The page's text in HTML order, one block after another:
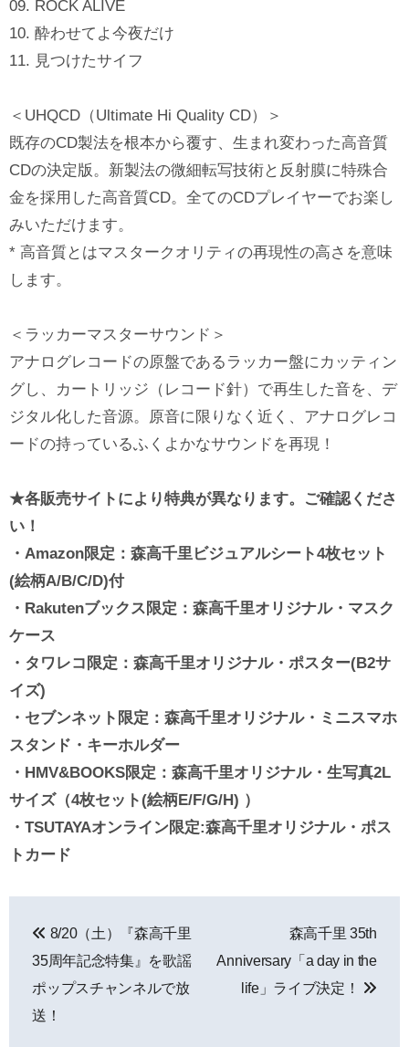
09. ROCK ALIVE
10. 酔わせてよ今夜だけ
11. 見つけたサイフ
＜UHQCD（Ultimate Hi Quality CD）＞
既存のCD製法を根本から覆す、生まれ変わった高音質
CDの決定版。新製法の微細転写技術と反射膜に特殊合
金を採用した高音質CD。全てのCDプレイヤーでお楽し
みいただけます。
* 高音質とはマスタークオリティの再現性の高さを意味
します。
＜ラッカーマスターサウンド＞
アナログレコードの原盤であるラッカー盤にカッティン
グし、カートリッジ（レコード針）で再生した音を、デ
ジタル化した音源。原音に限りなく近く、アナログレコ
ードの持っているふくよかなサウンドを再現！
★各販売サイトにより特典が異なります。ご確認くださ
い！
・Amazon限定：森高千里ビジュアルシート4枚セット
(絵柄A/B/C/D)付
・Rakutenブックス限定：森高千里オリジナル・マスク
ケース
・タワレコ限定：森高千里オリジナル・ポスター(B2サ
イズ)
・セブンネット限定：森高千里オリジナル・ミニスマホ
スタンド・キーホルダー
・HMV&BOOKS限定：森高千里オリジナル・生写真2L
サイズ（4枚セット(絵柄E/F/G/H) ）
・TSUTAYAオンライン限定:森高千里オリジナル・ポス
トカード
稿
ナ
ビ
8/20（土）『森高千里
35周年記念特集』を歌謡
ポップスチャンネルで放
送！
森高千里 35th
Anniversary「a day in the
life」ライブ決定！